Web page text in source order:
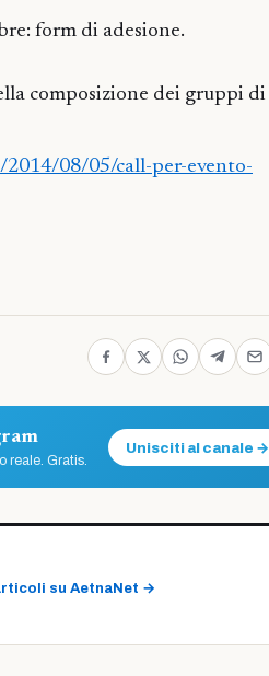
form di adesione.
composizione dei gruppi di
08/05/call-per-evento-
reale. Gratis.
Unisciti al canale →
su AetnaNet →